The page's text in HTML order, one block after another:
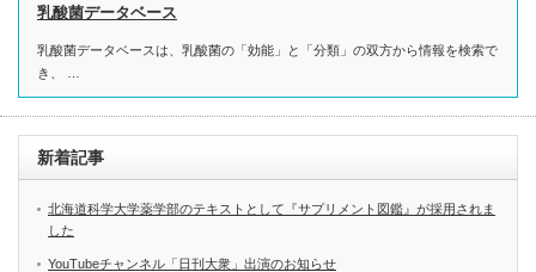
乳酸菌データベース
乳酸菌データベースは、乳酸菌の「効能」と「分類」の双方から情報を検索で
き、 …
新着記事
北海道科学大学薬学部のテキストとして『サプリメント図鑑』が採用されま
した
YouTubeチャンネル「日刊大衆」出演のお知らせ